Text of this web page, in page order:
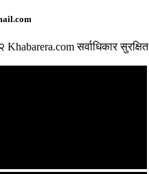
सर्वाधिकार सुरक्षित